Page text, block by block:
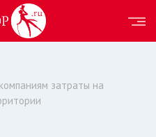
затраты на